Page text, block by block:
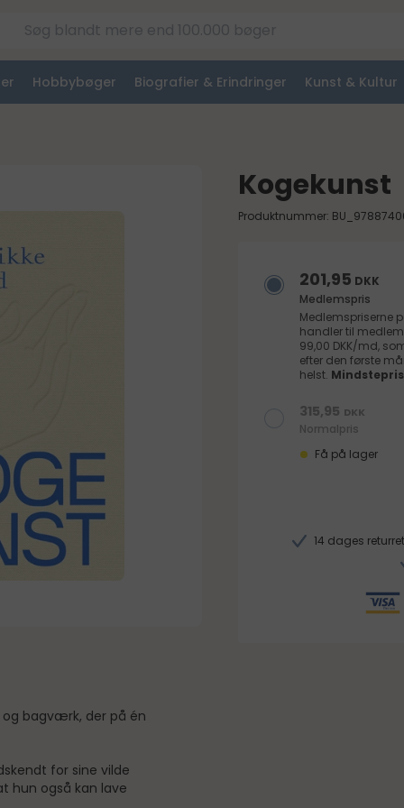
Hobbybøger Biografier & Erindringer Kunst & Kultur
bagværk, der på én
for sine vilde
hun også kan lave
Kogekunst
Produktnummer:
201,95 DKK
Medlemspris
Medlemspriserne
handler til
99,00 DKK/md,
efter den første
helst.
315,95 DKK
Normalpris
Få på lager
14 dages